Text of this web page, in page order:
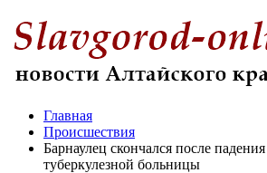
Главная
Происшествия
Барнаулец скончался после
туберкулезной больницы